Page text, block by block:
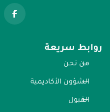
روابط سريعة
من نحن
الشؤون الأكاديمية
القبول